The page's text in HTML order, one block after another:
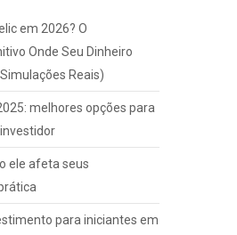
em 2026? O
Onde Seu Dinheiro
Reais)
melhores opções para
ele afeta seus
para iniciantes em